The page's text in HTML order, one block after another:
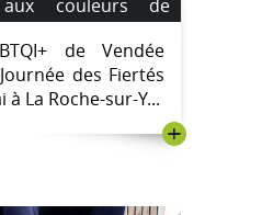
aux couleurs de
des Fiertés
de Vendée
des Fiertés
La Roche-sur-Y...
+